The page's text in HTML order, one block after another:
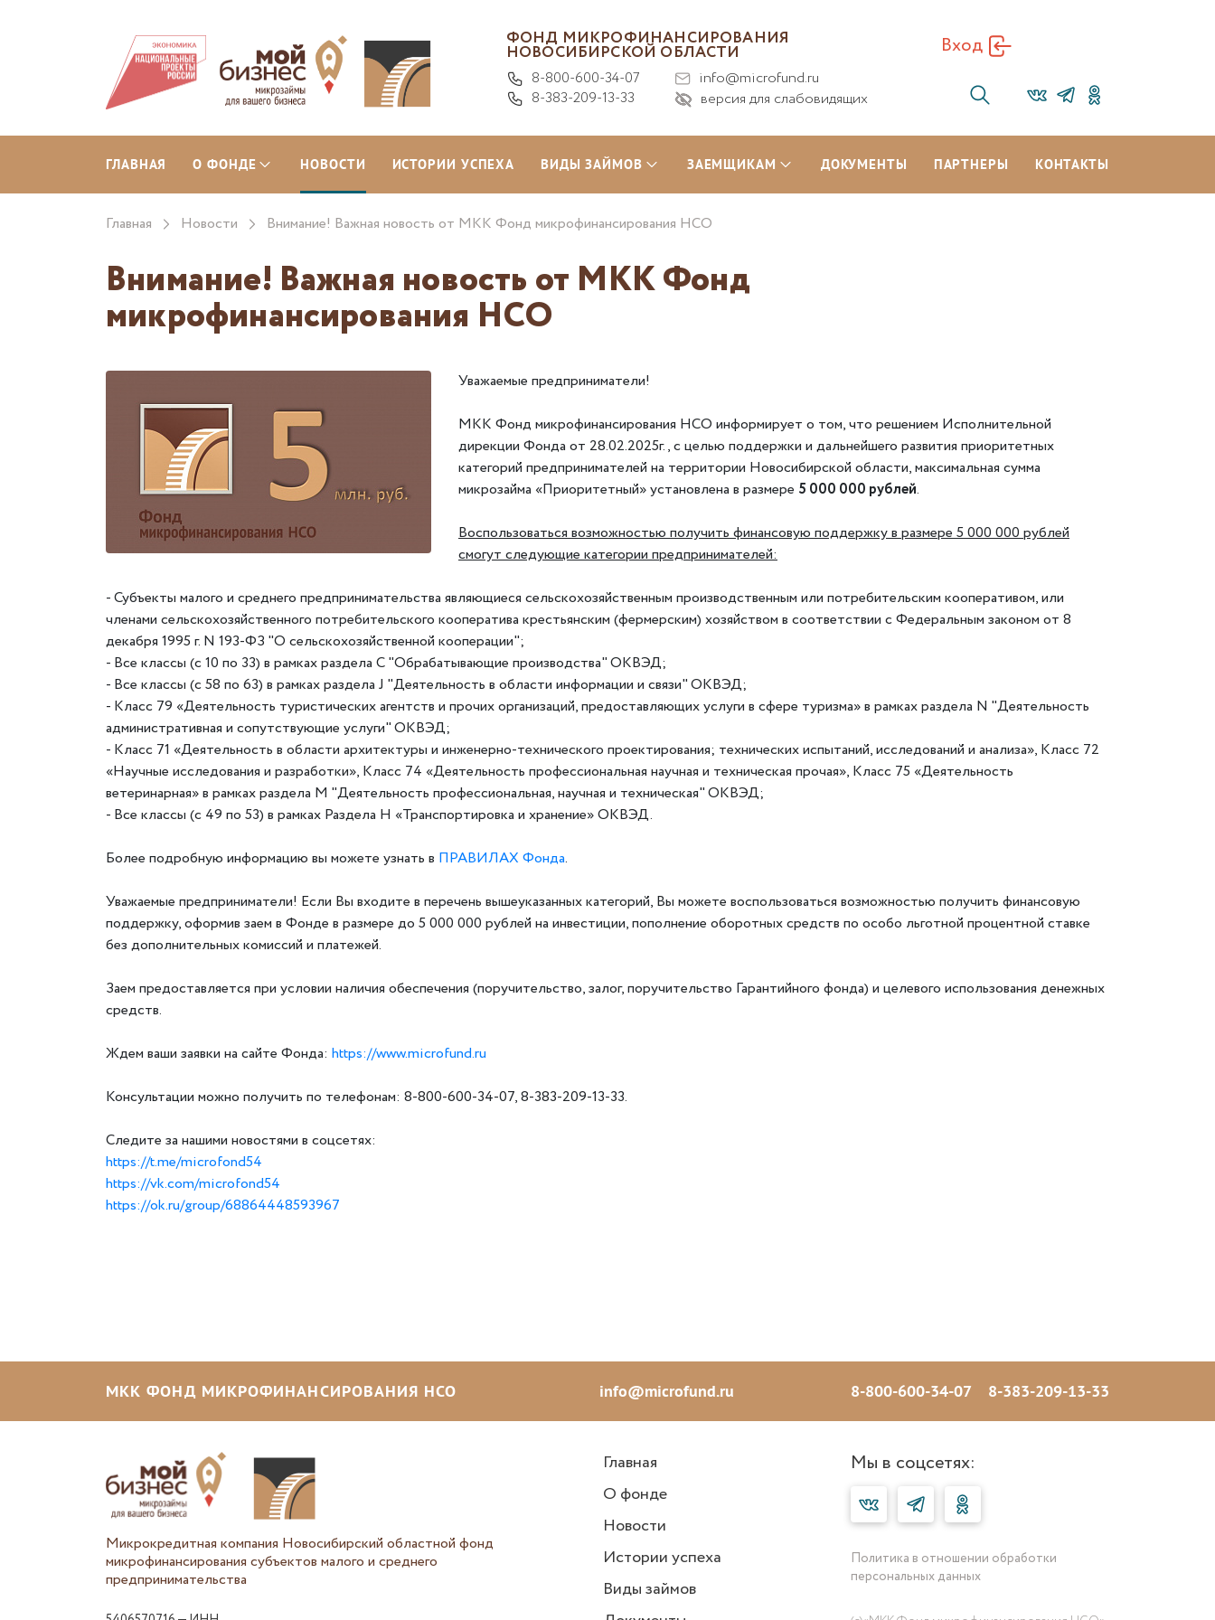
ФОНД МИКРОФИНАНСИРОВАНИЯ
НОВОСИБИРСКОЙ ОБЛАСТИ
8-800-600-34-07
8-383-209-13-33
info@microfund.ru
версия для слабовидящих
Вход
ГЛАВНАЯ О ФОНДЕ НОВОСТИ ИСТОРИИ УСПЕХА ВИДЫ ЗАЙМОВ ЗАЕМЩИКАМ ДОКУМЕНТЫ ПАРТНЕРЫ КОНТАКТЫ
Главная Новости Внимание! Важная новость от МКК Фонд микрофинансирования НСО
Внимание! Важная новость от МКК Фонд
микрофинансирования НСО
Уважаемые предприниматели!
МКК Фонд микрофинансирования НСО информирует о том, что решением Исполнительной
дирекции Фонда от 28.02.2025г., с целью поддержки и дальнейшего развития приоритетных
категорий предпринимателей на территории Новосибирской области, максимальная сумма
микрозайма «Приоритетный» установлена в размере 5 000 000 рублей.
Воспользоваться возможностью получить финансовую поддержку в размере 5 000 000 рублей
смогут следующие категории предпринимателей:
- Субъекты малого и среднего предпринимательства являющиеся сельскохозяйственным производственным или потребительским кооперативом, или
членами сельскохозяйственного потребительского кооператива крестьянским (фермерским) хозяйством в соответствии с Федеральным законом от 8
декабря 1995 г. N 193-ФЗ "О сельскохозяйственной кооперации";
- Все классы (с 10 по 33) в рамках раздела C "Обрабатывающие производства" ОКВЭД;
- Все классы (с 58 по 63) в рамках раздела J "Деятельность в области информации и связи" ОКВЭД;
- Класс 79 «Деятельность туристических агентств и прочих организаций, предоставляющих услуги в сфере туризма» в рамках раздела N "Деятельность
административная и сопутствующие услуги" ОКВЭД;
- Класс 71 «Деятельность в области архитектуры и инженерно-технического проектирования; технических испытаний, исследований и анализа», Класс 72
«Научные исследования и разработки», Класс 74 «Деятельность профессиональная научная и техническая прочая», Класс 75 «Деятельность
ветеринарная» в рамках раздела M "Деятельность профессиональная, научная и техническая" ОКВЭД;
- Все классы (с 49 по 53) в рамках Раздела H «Транспортировка и хранение» ОКВЭД.
Более подробную информацию вы можете узнать в ПРАВИЛАХ Фонда.
Уважаемые предприниматели! Если Вы входите в перечень вышеуказанных категорий, Вы можете воспользоваться возможностью получить финансовую
поддержку, оформив заем в Фонде в размере до 5 000 000 рублей на инвестиции, пополнение оборотных средств по особо льготной процентной ставке
без дополнительных комиссий и платежей.
Заем предоставляется при условии наличия обеспечения (поручительство, залог, поручительство Гарантийного фонда) и целевого использования денежных
средств.
Ждем ваши заявки на сайте Фонда: https://www.microfund.ru
Консультации можно получить по телефонам: 8-800-600-34-07, 8-383-209-13-33.
Следите за нашими новостями в соцсетях:
https://t.me/microfond54
https://vk.com/microfond54
https://ok.ru/group/68864448593967
МКК ФОНД МИКРОФИНАНСИРОВАНИЯ НСО info@microfund.ru 8-800-600-34-07 8-383-209-13-33
Микрокредитная компания Новосибирский областной фонд
микрофинансирования субъектов малого и среднего
предпринимательства
Главная
О фонде
Новости
Истории успеха
Виды займов
Мы в соцсетях:
Политика в отношении обработки
персональных данных